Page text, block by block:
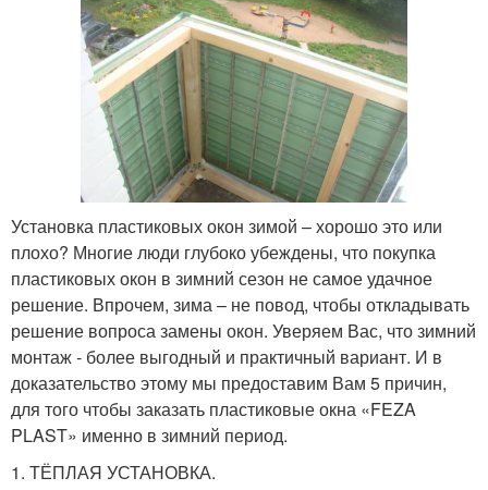
Установка пластиковых окон зимой – хорошо это или
плохо? Многие люди глубоко убеждены, что покупка
пластиковых окон в зимний сезон не самое удачное
решение. Впрочем, зима – не повод, чтобы откладывать
решение вопроса замены окон. Уверяем Вас, что зимний
монтаж - более выгодный и практичный вариант. И в
доказательство этому мы предоставим Вам 5 причин,
для того чтобы заказать пластиковые окна «FEZA
PLAST» именно в зимний период.
1. ТЁПЛАЯ УСТАНОВКА.